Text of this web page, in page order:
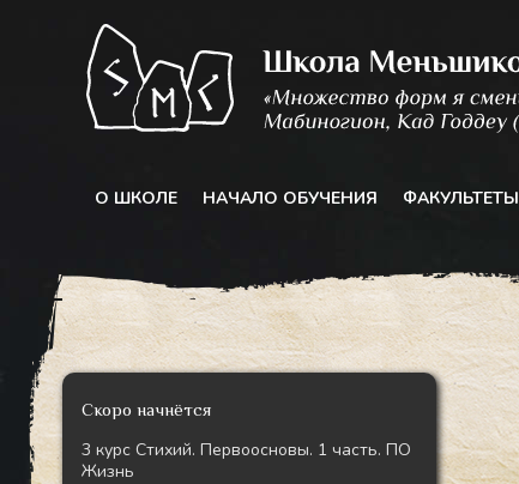
содержимому
О ШКОЛЕ НАЧАЛО ОБУЧЕНИЯ ФАКУЛЬТЕТЫ
Скоро начнётся
3 курс Стихий. Первоосновы. 1 часть. ПО
Жизнь